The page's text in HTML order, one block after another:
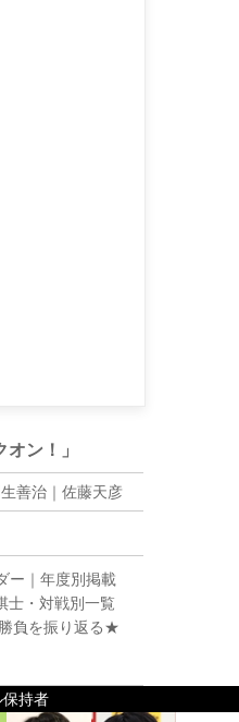
ン！」
善治 ｜ 佐藤天彦
ー ｜ 年度別掲載
士・対戦別一覧
負を振り返る★
保持者